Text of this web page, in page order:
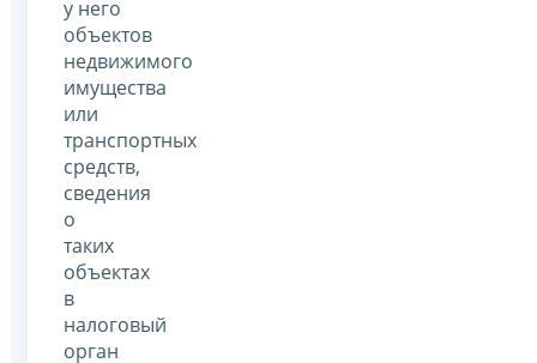
у него
объектов
недвижимого
имущества
или
транспортных
средств,
сведения
о
таких
объектах
в
налоговый
орган